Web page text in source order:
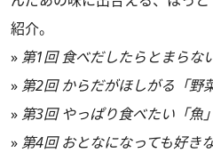
紹介。
» 第1回 食べだしたらとまらな
» 第2回 からだがほしがる「野
» 第3回 やっぱり食べたい「魚」
» 第4回 おとなになっても好き